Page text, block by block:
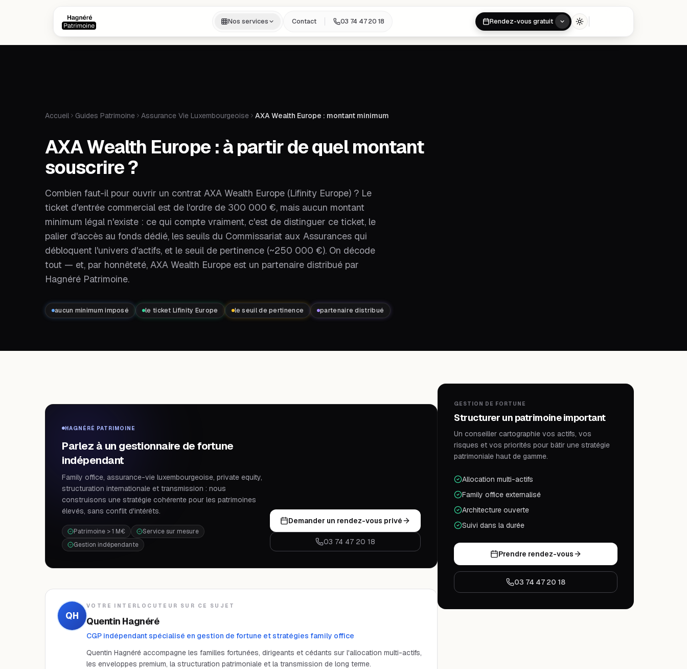
Nos services Contact 03 74 47 20 18 Rendez-vous gratuit Toggle theme
Accueil Guides Patrimoine Assurance Vie Luxembourgeoise AXA Wealth Europe : montant minimum
AXA Wealth Europe : à partir de quel montant
souscrire ?
Combien faut-il pour ouvrir un contrat AXA Wealth Europe (Lifinity Europe) ? Le
ticket d'entrée commercial est de l'ordre de 300 000 €, mais aucun montant
minimum légal n'existe : ce qui compte vraiment, c'est de distinguer ce ticket, le
palier d'accès au fonds dédié, les seuils du Commissariat aux Assurances qui
débloquent l'univers d'actifs, et le seuil de pertinence (~250 000 €). On décode
tout — et, par honnêteté, AXA Wealth Europe est un partenaire distribué par
Hagnéré Patrimoine.
aucun minimum imposé le ticket Lifinity Europe le seuil de pertinence partenaire distribué
HAGNÉRÉ PATRIMOINE
Parlez à un gestionnaire de fortune
indépendant
Family office, assurance-vie luxembourgeoise, private equity,
structuration internationale et transmission : nous
construisons une stratégie cohérente pour les patrimoines
élevés, sans conflit d'intérêts.
Patrimoine > 1 M€
Service sur mesure
Gestion indépendante
Demander un rendez-vous privé
03 74 47 20 18
QH
VOTRE INTERLOCUTEUR SUR CE SUJET
Quentin Hagnéré
CGP indépendant spécialisé en gestion de fortune et stratégies family office
Quentin Hagnéré accompagne les familles fortunées, dirigeants et cédants sur l'allocation multi-actifs,
les enveloppes premium, la structuration patrimoniale et la transmission de long terme.
GESTION DE FORTUNE
Structurer un patrimoine important
Un conseiller cartographie vos actifs, vos
risques et vos priorités pour bâtir une stratégie
patrimoniale haut de gamme.
Allocation multi-actifs
Family office externalisé
Architecture ouverte
Suivi dans la durée
Prendre rendez-vous
03 74 47 20 18